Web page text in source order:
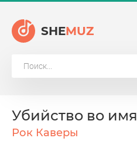
SHEMUZ
Убийство во имя
Рок Каверы